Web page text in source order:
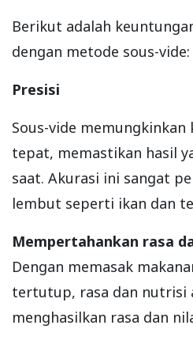
Berikut adalah
dengan metode sous-vide:
Presisi
Sous-vide
tepat, memastikan hasil
saat. Akurasi ini sangat
lembut seperti ikan dan
Mempertahankan rasa
Dengan memasak
tertutup, rasa dan nutrisi
menghasilkan rasa dan